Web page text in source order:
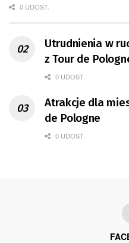
0 UDOST.
Utrudnienia w
z Tour de
0 UDOST.
Atrakcje dla
de Pologne
0 UDOST.